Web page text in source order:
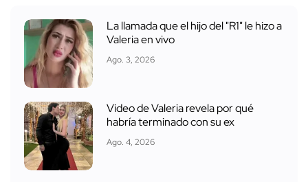
La llamada que el hijo del "R1" le hizo a
Valeria en vivo
Ago. 3, 2026
Video de Valeria revela por qué
habría terminado con su ex
Ago. 4, 2026